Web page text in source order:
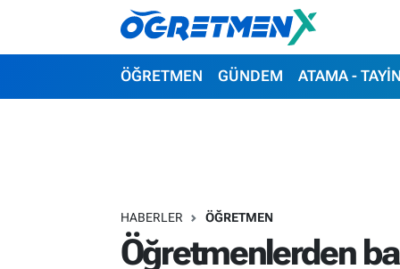
ÖĞRETMEN GÜNDEM ATAMA - TAYİN
HABERLER ÖĞRETMEN
Öğretmenlerden
ÖĞRETMEN
HAYATIN İÇİNDEN
İstanbul Nöbetçi Eczaneler
Süper Lig Puan Durumu ve Fikstür